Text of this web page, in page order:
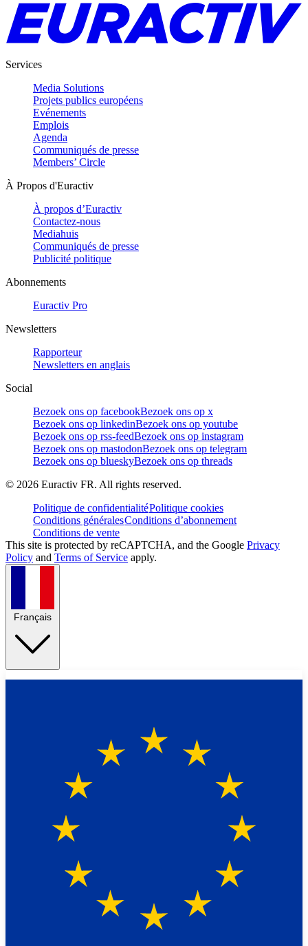
Services
Media Solutions
Projets publics européens
Evénements
Emplois
Agenda
Communiqués de presse
Members’ Circle
À Propos d'Euractiv
À propos d’Euractiv
Contactez-nous
Mediahuis
Communiqués de presse
Publicité politique
Abonnements
Euractiv Pro
Newsletters
Rapporteur
Newsletters en anglais
Social
Bezoek ons op facebookBezoek ons op x
Bezoek ons op linkedinBezoek ons op youtube
Bezoek ons op rss-feedBezoek ons op instagram
Bezoek ons op mastodonBezoek ons op telegram
Bezoek ons op blueskyBezoek ons op threads
© 2026 Euractiv FR. All rights reserved.
Politique de confidentialitéPolitique cookies
Conditions généralesConditions d’abonnement
Conditions de vente
This site is protected by reCAPTCHA, and the Google Privacy
Policy and Terms of Service apply.
Français